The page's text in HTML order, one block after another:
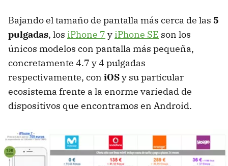
Bajando el tamaño de pantalla más cerca de las 5
pulgadas, los iPhone 7 y iPhone SE son los
únicos modelos con pantalla más pequeña,
concretamente 4.7 y 4 pulgadas
respectivamente, con iOSy su particular
ecosistema frente a la enorme variedad de
dispositivos que encontramos en Android.